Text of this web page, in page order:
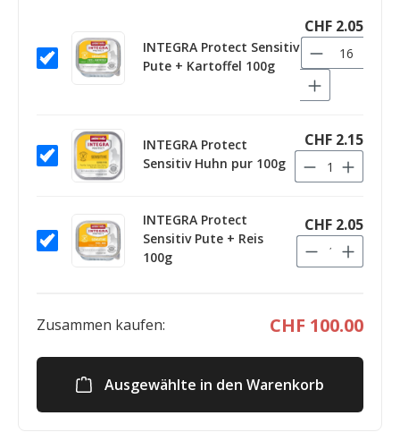
INTEGRA Protect Sensitiv
Pute + Kartoffel 100g
CHF 2.05
INTEGRA Protect
Sensitiv Huhn pur 100g
CHF 2.15
INTEGRA Protect
Sensitiv Pute + Reis
100g
CHF 2.05
Zusammen kaufen: CHF 100.00
Ausgewählte in den Warenkorb